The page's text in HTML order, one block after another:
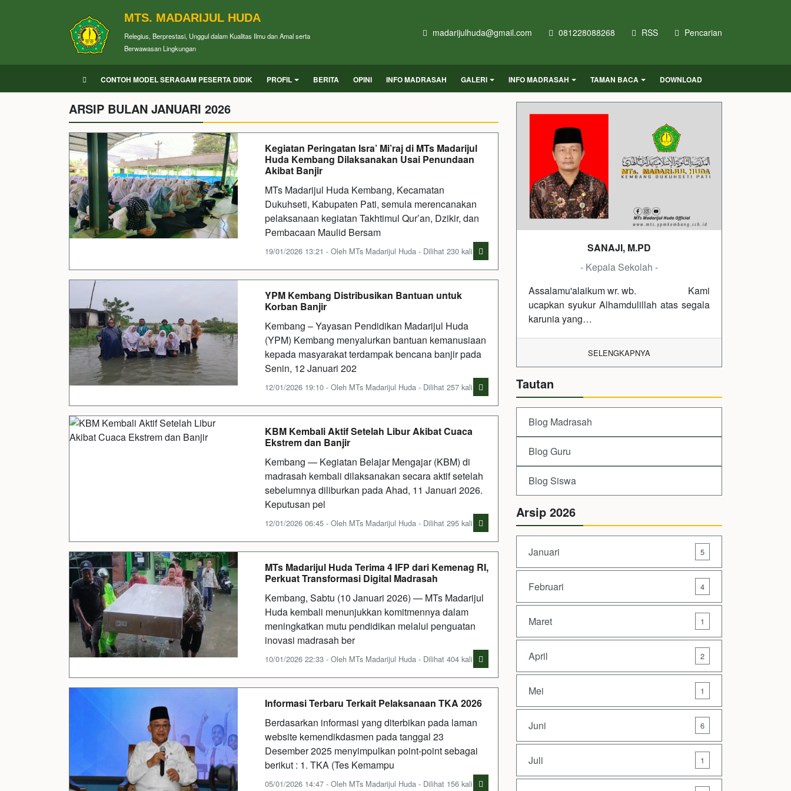
MTS. MADARIJUL HUDA
Relegius, Berprestasi, Unggul dalam Kualitas Ilmu dan Amal serta
Berwawasan Lingkungan
madarijulhuda@gmail.com 081228088268 RSS Pencarian
CONTOH MODEL SERAGAM PESERTA DIDIK PROFIL BERITA OPINI INFO MADRASAH GALERI INFO MADRASAH TAMAN BACA DOWNLOAD
ARSIP BULAN JANUARI 2026
Kegiatan Peringatan Isra’ Mi’raj di MTs Madarijul
Huda Kembang Dilaksanakan Usai Penundaan
Akibat Banjir
MTs Madarijul Huda Kembang, Kecamatan
Dukuhseti, Kabupaten Pati, semula merencanakan
pelaksanaan kegiatan Takhtimul Qur’an, Dzikir, dan
Pembacaan Maulid Bersam
19/01/2026 13:21 - Oleh MTs Madarijul Huda - Dilihat 230 kali
YPM Kembang Distribusikan Bantuan untuk
Korban Banjir
Kembang – Yayasan Pendidikan Madarijul Huda
(YPM) Kembang menyalurkan bantuan kemanusiaan
kepada masyarakat terdampak bencana banjir pada
Senin, 12 Januari 202
12/01/2026 19:10 - Oleh MTs Madarijul Huda - Dilihat 257 kali
KBM Kembali Aktif Setelah Libur Akibat Cuaca
Ekstrem dan Banjir
Kembang — Kegiatan Belajar Mengajar (KBM) di
madrasah kembali dilaksanakan secara aktif setelah
sebelumnya diliburkan pada Ahad, 11 Januari 2026.
Keputusan pel
12/01/2026 06:45 - Oleh MTs Madarijul Huda - Dilihat 295 kali
MTs Madarijul Huda Terima 4 IFP dari Kemenag RI,
Perkuat Transformasi Digital Madrasah
Kembang, Sabtu (10 Januari 2026) — MTs Madarijul
Huda kembali menunjukkan komitmennya dalam
meningkatkan mutu pendidikan melalui penguatan
inovasi madrasah ber
10/01/2026 22:33 - Oleh MTs Madarijul Huda - Dilihat 404 kali
Informasi Terbaru Terkait Pelaksanaan TKA 2026
Berdasarkan informasi yang diterbikan pada laman
website kemendikdasmen pada tanggal 23
Desember 2025 menyimpulkan point-point sebagai
berikut : 1. TKA (Tes Kemampu
05/01/2026 14:47 - Oleh MTs Madarijul Huda - Dilihat 156 kali
SANAJI, M.PD
- Kepala Sekolah -
Assalamu'alaikum wr. wb. Kami
ucapkan syukur Alhamdulillah atas segala
karunia yang…
SELENGKAPNYA
Tautan
Blog Madrasah
Blog Guru
Blog Siswa
Arsip 2026
Januari 5
Februari 4
Maret 1
April 2
Mei 1
Juni 6
Juli 1